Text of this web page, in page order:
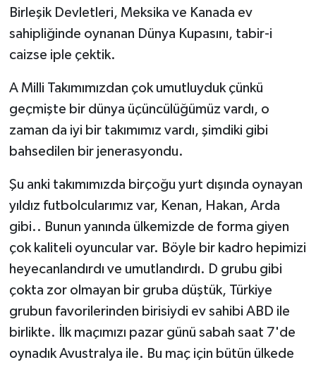
Birleşik Devletleri, Meksika ve Kanada ev
sahipliğinde oynanan Dünya Kupasını, tabir-i
caizse iple çektik.
A Milli Takımımızdan çok umutluyduk çünkü
geçmişte bir dünya üçüncülüğümüz vardı, o
zaman da iyi bir takımımız vardı, şimdiki gibi
bahsedilen bir jenerasyondu.
Şu anki takımımızda birçoğu yurt dışında oynayan
yıldız futbolcularımız var, Kenan, Hakan, Arda
gibi.. Bunun yanında ülkemizde de forma giyen
çok kaliteli oyuncular var. Böyle bir kadro hepimizi
heyecanlandırdı ve umutlandırdı. D grubu gibi
çokta zor olmayan bir gruba düştük, Türkiye
grubun favorilerinden birisiydi ev sahibi ABD ile
birlikte. İlk maçımızı pazar günü sabah saat 7'de
oynadık Avustralya ile. Bu maç için bütün ülkede